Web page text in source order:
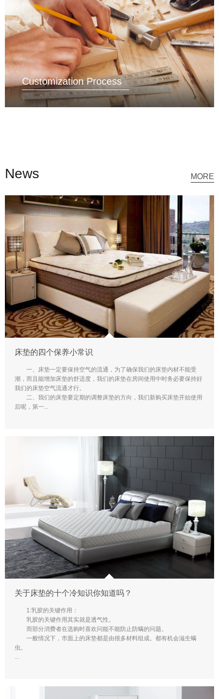
Customization Process
News MORE
床垫的四个保养小常识
一、床垫一定要保持空气的流通，为了确保我们的床垫内材不能受
潮，而且能增加床垫的舒适度，我们的床垫在房间使用中时务必要保持好
我们的床垫空气流通才行。
二、我们的床垫要定期的调整床垫的方向，我们新购买床垫开始使用
后呢，第一...
关于床垫的十个冷知识你知道吗？
1:乳胶的关键作用：
乳胶的关键作用其实就是透气性。
而部分消费者在选购时喜欢问能不能防止防螨的问题。
一般情况下，市面上的床垫都是由很多材料组成。都有机会滋生螨
虫。
...